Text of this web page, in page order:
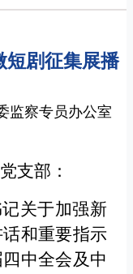
短剧征集展播
监察专员办公室
支部：
关于加强新
和重要指示
中全会及中